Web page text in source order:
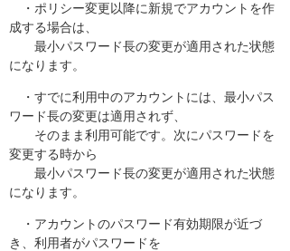
・ポリシー変更以降に新規でアカウントを作
成する場合は、
最小パスワード長の変更が適用された状態
になります。
・すでに利用中のアカウントには、最小パス
ワード長の変更は適用されず、
そのまま利用可能です。次にパスワードを
変更する時から
最小パスワード長の変更が適用された状態
になります。
・アカウントのパスワード有効期限が近づ
き、利用者がパスワードを